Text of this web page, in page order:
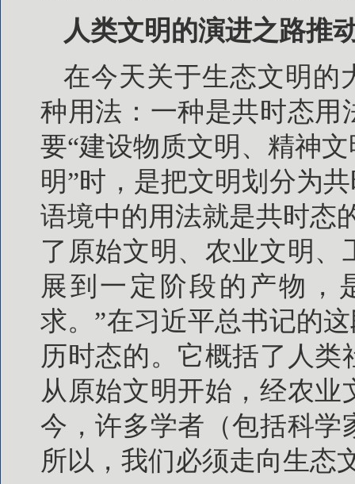
人类文明的演进之路推
在今天关于生态文明的
种用法：一种是共时态用
要“建设物质文明、精神
明”时，是把文明划分为
语境中的用法就是共时态
了原始文明、农业文明
展到一定阶段的产物，
求。”在习近平总书记的
历时态的。它概括了人
从原始文明开始，经农
今，许多学者（包括科
所以，我们必须走向生态